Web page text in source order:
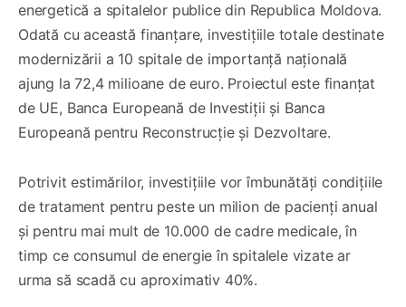
energetică a spitalelor publice din Republica Moldova.
Odată cu această finanțare, investițiile totale destinate
modernizării a 10 spitale de importanță națională
ajung la 72,4 milioane de euro. Proiectul este finanțat
de UE, Banca Europeană de Investiții și Banca
Europeană pentru Reconstrucție și Dezvoltare.
Potrivit estimărilor, investițiile vor îmbunătăți condițiile
de tratament pentru peste un milion de pacienți anual
și pentru mai mult de 10.000 de cadre medicale, în
timp ce consumul de energie în spitalele vizate ar
urma să scadă cu aproximativ 40%.